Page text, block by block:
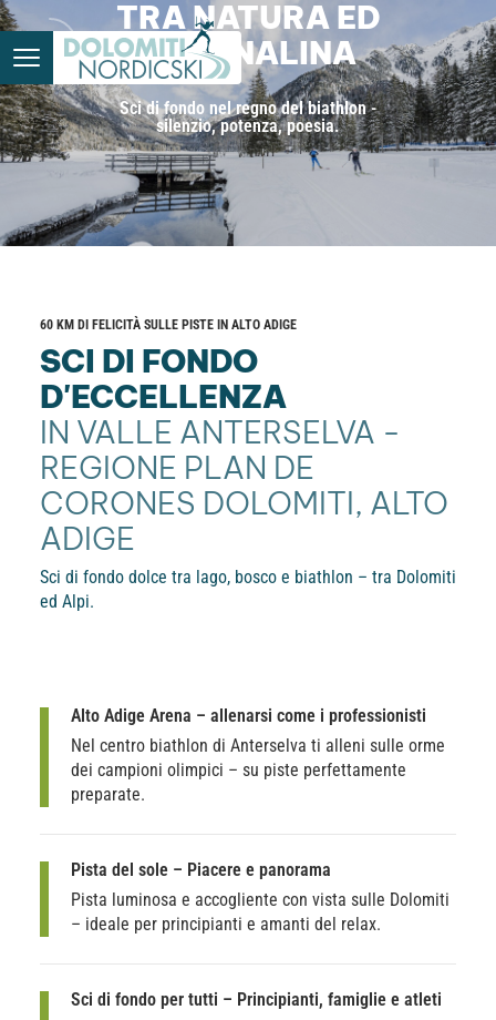
TRA NATURA ED
ADRENALINA
Sci di fondo nel regno del biathlon -
silenzio, potenza, poesia.
60 KM DI FELICITÀ SULLE PISTE IN ALTO ADIGE
SCI DI FONDO
D'ECCELLENZA
IN VALLE ANTERSELVA -
REGIONE PLAN DE
CORONES DOLOMITI, ALTO
ADIGE
Sci di fondo dolce tra lago, bosco e biathlon – tra Dolomiti
ed Alpi.
Alto Adige Arena – allenarsi come i professionisti
Nel centro biathlon di Anterselva ti alleni sulle orme
dei campioni olimpici – su piste perfettamente
preparate.
Pista del sole – Piacere e panorama
Pista luminosa e accogliente con vista sulle Dolomiti
– ideale per principianti e amanti del relax.
Sci di fondo per tutti – Principianti, famiglie e atleti